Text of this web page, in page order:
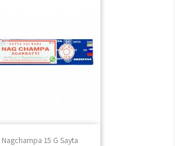
15 G Sayta
Vista rápida